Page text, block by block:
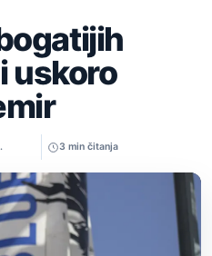
uskoro
3 min čitanja